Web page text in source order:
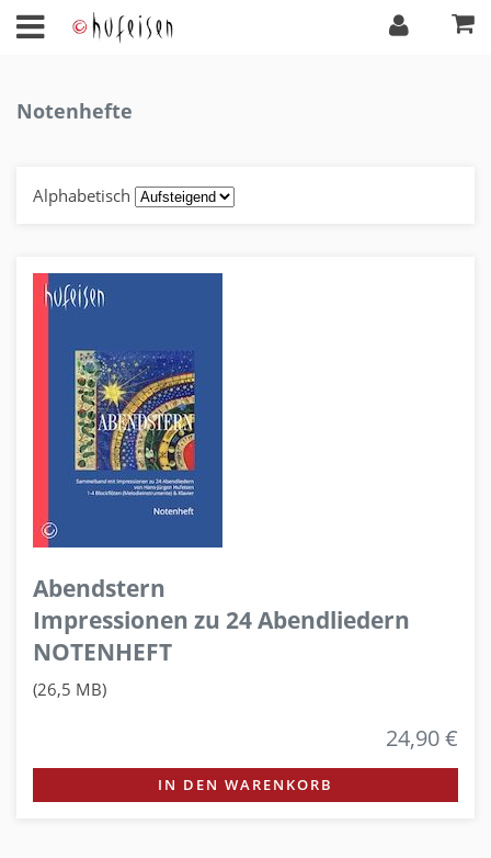
Notenhefte
Alphabetisch
Abendstern
Impressionen zu 24 Abendliedern
NOTENHEFT
(26,5 MB)
24,90 €
IN DEN WARENKORB